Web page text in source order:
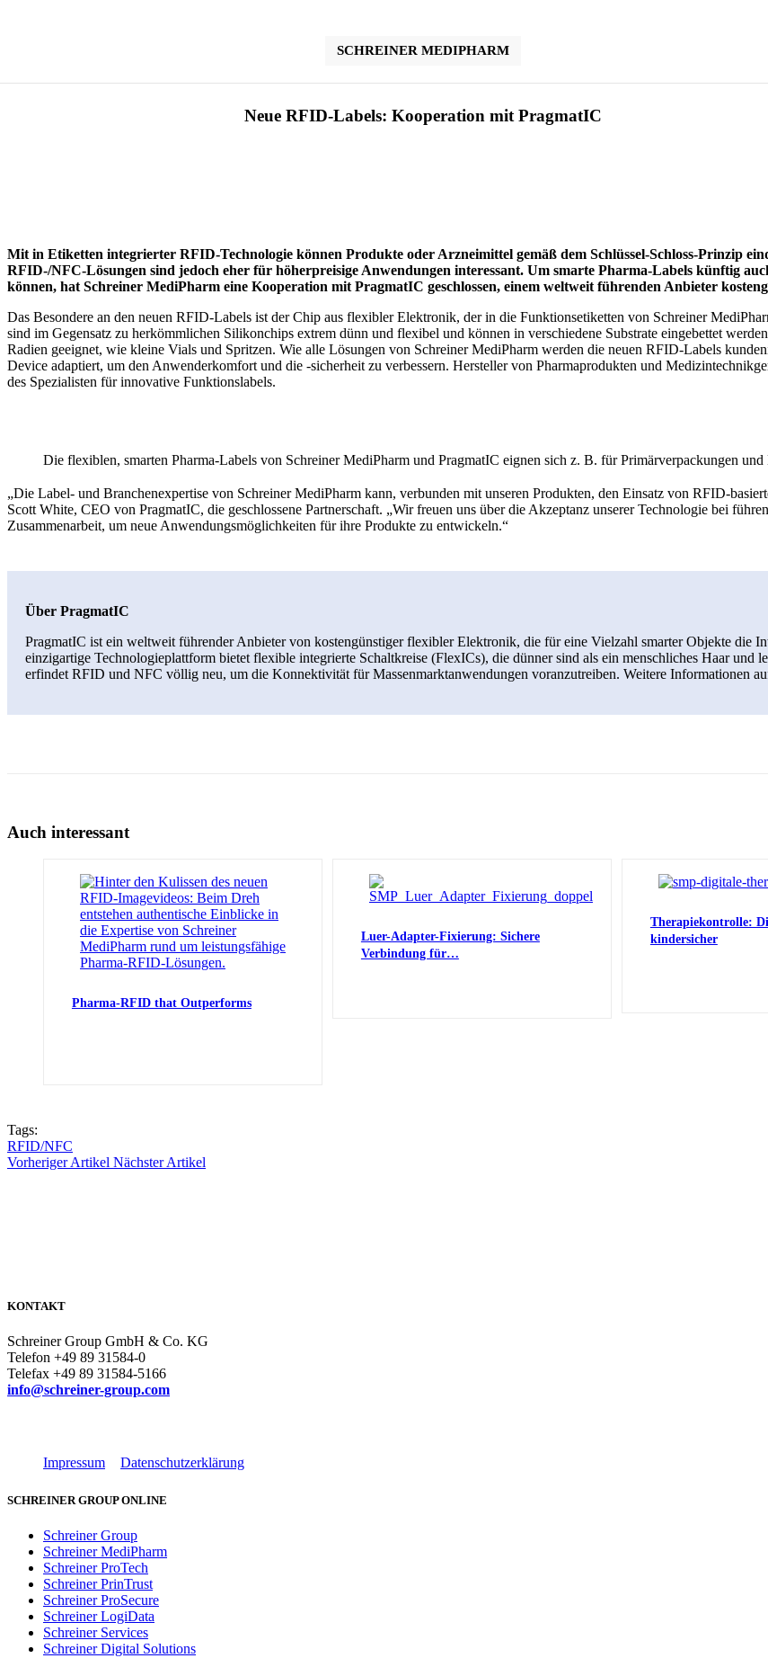
SCHREINER MEDIPHARM
Neue RFID-Labels: Kooperation mit PragmatIC
Mit in Etiketten integrierter RFID-Technologie können Produkte oder Arzneimittel gemäß dem Schlüssel-Schloss-Prinzip
RFID-/NFC-Lösungen sind jedoch eher für höherpreisige Anwendungen interessant. Um smarte Pharma-Labels künftig
können, hat Schreiner MediPharm eine Kooperation mit PragmatIC geschlossen, einem weltweit führenden Anbieter
Das Besondere an den neuen RFID-Labels ist der Chip aus flexibler Elektronik, der in die Funktionsetiketten von Schreiner
sind im Gegensatz zu herkömmlichen Silikonchips extrem dünn und flexibel und können in verschiedene Substrate eingebettet
Radien geeignet, wie kleine Vials und Spritzen. Wie alle Lösungen von Schreiner MediPharm werden die neuen RFID-Labels
Device adaptiert, um den Anwenderkomfort und die -sicherheit zu verbessern. Hersteller von Pharmaprodukten und
des Spezialisten für innovative Funktionslabels.
Die flexiblen, smarten Pharma-Labels von Schreiner MediPharm und PragmatIC eignen sich z. B. für Primärverpackungen und
„Die Label- und Branchenexpertise von Schreiner MediPharm kann, verbunden mit unseren Produkten, den Einsatz von RFID-
Scott White, CEO von PragmatIC, die geschlossene Partnerschaft. „Wir freuen uns über die Akzeptanz unserer Technologie bei
Zusammenarbeit, um neue Anwendungsmöglichkeiten für ihre Produkte zu entwickeln.“
Über PragmatIC
PragmatIC ist ein weltweit führender Anbieter von kostengünstiger flexibler Elektronik, die für eine Vielzahl smarter Objekte die
einzigartige Technologieplattform bietet flexible integrierte Schaltkreise (FlexICs), die dünner sind als ein menschliches Haar und
erfindet RFID und NFC völlig neu, um die Konnektivität für Massenmarktanwendungen voranzutreiben. Weitere Informationen
Auch interessant
Pharma-RFID that Outperforms
Luer-Adapter-Fixierung: Sichere
Verbindung für…
Therapiekontrolle:
kindersicher
Tags:
RFID/NFC
Vorheriger Artikel Nächster Artikel
KONTAKT
Schreiner Group GmbH & Co. KG
Telefon +49 89 31584-0
Telefax +49 89 31584-5166
info@schreiner-group.com
Impressum Datenschutzerklärung
SCHREINER GROUP ONLINE
Schreiner Group
Schreiner MediPharm
Schreiner ProTech
Schreiner PrinTrust
Schreiner ProSecure
Schreiner LogiData
Schreiner Services
Schreiner Digital Solutions